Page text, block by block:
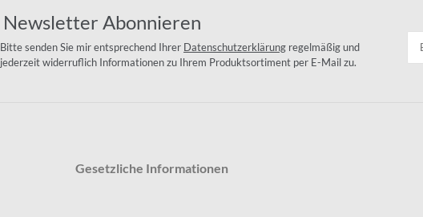
Newsletter Abonnieren
Bitte senden Sie mir entsprechend Ihrer Datenschutzerklärung regelmäßig und
jederzeit widerruflich Informationen zu Ihrem Produktsortiment per E-Mail zu.
Gesetzliche Informationen